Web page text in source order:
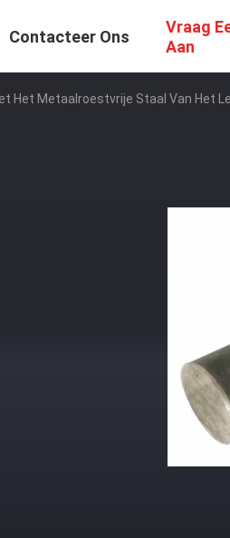
Contacteer Ons
Vraag
Aan
Het Metaalroestvrije Staal Van Het